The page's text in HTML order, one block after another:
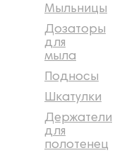
Мыльницы
Дозаторы
для
мыла
Подносы
Шкатулки
Держатели
для
полотенец